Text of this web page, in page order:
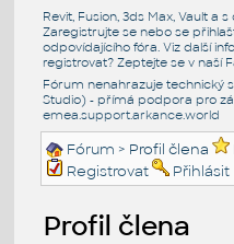
Revit, Fusion, 3ds Max, Vault a
Zaregistrujte se nebo se
odpovídajícího fóra. Viz další
registrovat? Zeptejte se v naší
Fórum nenahrazuje technický
Studio) - přímá podpora pro
emea.support.arkance.world
Fórum > Profil člena
Registrovat
Přihlásit
Profil člena